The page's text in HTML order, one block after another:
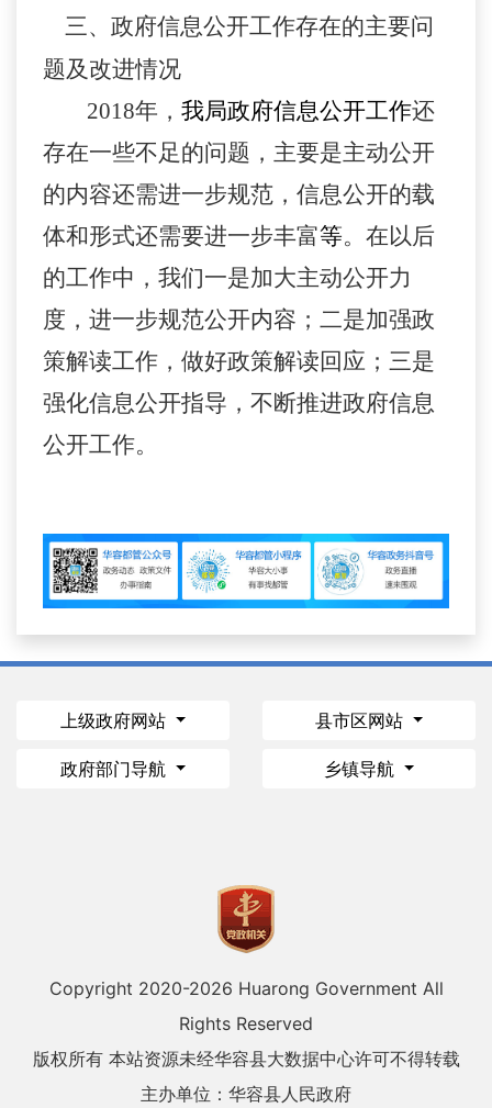
三、政府信息公开工作存在的主要问
题及改进情况
2018年，我局政府信息公开工作还
存在一些不足的问题，主要是主动公开
的内容还需进一步规范，信息公开的载
体和形式还需要进一步丰富等。 在以后
的工作中，我们一是加大主动公开力
度 ，进一步规范公开内容；二是加强政
策解读工作， 做好政策解读回应 ；三是
强化信息公开指导，不断推进政府信息
公开工作。
上级政府网站 县市区网站
政府部门导航 乡镇导航
Copyright 2020-2026 Huarong Government All
Rights Reserved
版权所有 本站资源未经华容县大数据中心许可不得转载
主办单位：华容县人民政府